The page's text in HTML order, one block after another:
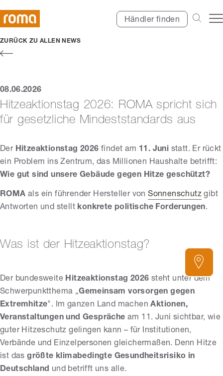
Händler finden
ZURÜCK ZU ALLEN NEWS
08.06.2026
Hitzeaktionstag 2026: ROMA spricht sich
für gesetzliche Mindeststandards aus
Der Hitzeaktionstag 2026 findet am 11. Juni statt. Er rückt
ein Problem ins Zentrum, das Millionen Haushalte betrifft:
Wie gut sind unsere Gebäude gegen Hitze geschützt?
ROMA als ein führender Hersteller vonSonnenschutz gibt
Antworten und stellt konkrete politische Forderungen.
Was ist der Hitzeaktionstag?
Der bundesweite Hitzeaktionstag 2026 steht unter dem
Schwerpunktthema „Gemeinsam vorsorgen gegen
Extremhitze". Im ganzen Land machenAktionen,
Veranstaltungen und Gespräche am 11. Juni sichtbar, wie
guter Hitzeschutz gelingen kann – für Institutionen,
Verbände und Einzelpersonen gleichermaßen. Denn Hitze
ist dasgrößte klimabedingte Gesundheitsrisiko in
Deutschland und betrifft uns alle.